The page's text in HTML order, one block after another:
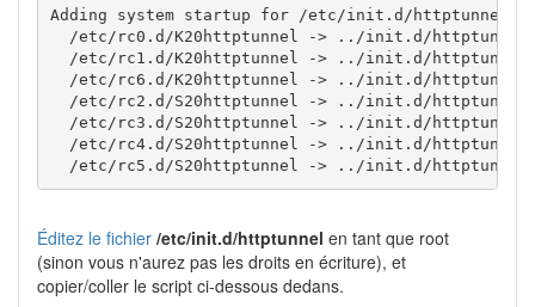
Adding system startup for /etc/init.d/httptunnel
  /etc/rc0.d/K20httptunnel -> ../init.d/httptunnel
  /etc/rc1.d/K20httptunnel -> ../init.d/httptunnel
  /etc/rc6.d/K20httptunnel -> ../init.d/httptunnel
  /etc/rc2.d/S20httptunnel -> ../init.d/httptunnel
  /etc/rc3.d/S20httptunnel -> ../init.d/httptunnel
  /etc/rc4.d/S20httptunnel -> ../init.d/httptunnel
Éditez le fichier /etc/init.d/httptunnel en tant que root
(sinon vous n'aurez pas les droits en écriture), et
copier/coller le script ci-dessous dedans.